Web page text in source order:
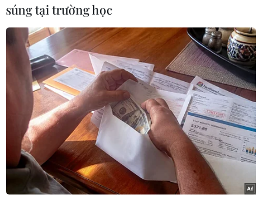
#Vé máy bay #Hàn Quốc
#Chế tạo radar
#Radar AESA
#Máy bay chiến đấu
#Máy bay chiến đấu KF-X
#tin tức
#tin tức mới nhất
#tin tức 24h
#tin tức mới nhất trong ngày
#tin tức thời sự
#tin tức hot
#tin tức an ninh
#tin tức hot
#an ninh #an ninh nghệ an
#thời sự
#thời sự hôm nay
#bản tin thời sự Hàn Quốc
súng tại trường học